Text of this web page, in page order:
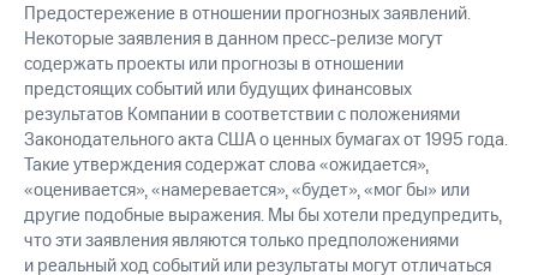
Предостережение в отношении прогнозных заявлений.
Некоторые заявления в данном пресс-релизе могут
содержать проекты или прогнозы в отношении
предстоящих событий или будущих финансовых
результатов Компании в соответствии с положениями
Законодательного акта США о ценных бумагах от 1995 года.
Такие утверждения содержат слова «ожидается»,
«оценивается», «намеревается», «будет», «мог бы» или
другие подобные выражения. Мы бы хотели предупредить,
что эти заявления являются только предположениями
и реальный ход событий или результаты могут отличаться